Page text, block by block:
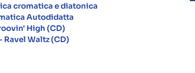
cromatica e diatonica
Autodidatta
High (CD)
Waltz (CD)